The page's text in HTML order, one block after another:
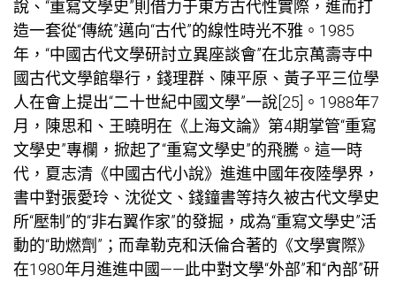
說、“重寫文學史”則借力于東方古代性實際，進而打
造一套從“傳統”邁向“古代”的線性時光不雅。1985
年，“中國古代文學研討立異座談會”在北京萬壽寺中
國古代文學館舉行，錢理群、陳平原、黃子平三位學
人在會上提出“二十世紀中國文學”一說[25]。1988年7
月，陳思和、王曉明在《上海文論》第4期掌管“重寫
文學史”專欄，掀起了“重寫文學史”的飛騰。這一時
代，夏志清《中國古代小說》進進中國年夜陸學界，
書中對張愛玲、沈從文、錢鐘書等持久被古代文學史
所“壓制”的“非右翼作家”的發掘，成為“重寫文學史”活
動的“助燃劑”；而韋勒克和沃倫合著的《文學實際》
在1980年月進進中國——此中對文學“外部”和“內部”研